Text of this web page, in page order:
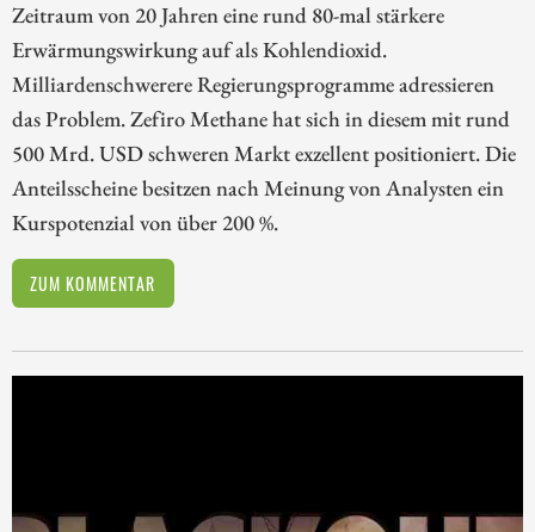
Zeitraum von 20 Jahren eine rund 80-mal stärkere
Erwärmungswirkung auf als Kohlendioxid.
Milliardenschwerere Regierungsprogramme adressieren
das Problem. Zefiro Methane hat sich in diesem mit rund
500 Mrd. USD schweren Markt exzellent positioniert. Die
Anteilsscheine besitzen nach Meinung von Analysten ein
Kurspotenzial von über 200 %.
ZUM KOMMENTAR